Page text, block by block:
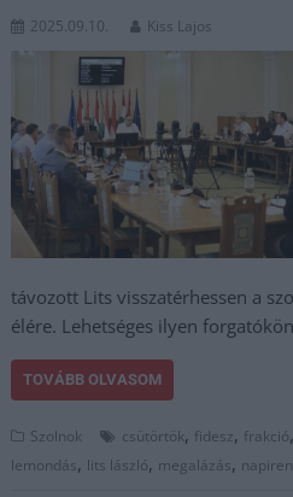
2025.09.10. Kiss Lajos
távozott Lits visszatérhessen a
élére. Lehetséges ilyen
TOVÁBB OLVASOM
Szolnok csütörtök, fidesz, frakció,
lemondás, lits lászló, megalázás,